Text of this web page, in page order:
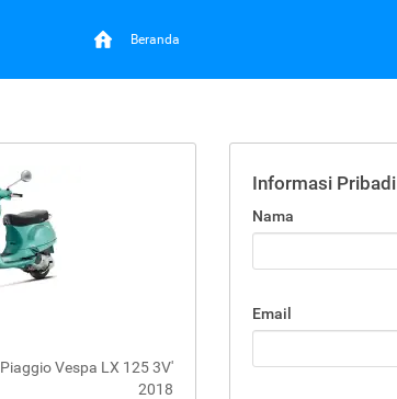
Beranda
Piaggio Vespa LX 125 3V'
2018
Informasi Pribadi
Nama
Email